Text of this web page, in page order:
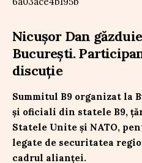
Nicușor Dan
București.
discuție
Summitul B9 organizat la
și oficiali din statele B9,
Statele Unite și NATO,
legate de securitatea
cadrul alianței.